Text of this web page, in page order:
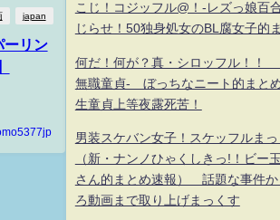
japan
ーリン
こじ！コジッフル@！-レズっ娘百
じらせ！50独身処女のBL腐女子的
何だ！何が？真・シロッフル！
無職童貞- ぼっちなニート的まと
生童貞上等夜露死苦！
男装スケバン女子！スケッフルまっ
（新・ナンノひゃくしきっ!！ビー
さん的まとめ速報） 話題な事件か
ろ動画まで取り上げまっくす